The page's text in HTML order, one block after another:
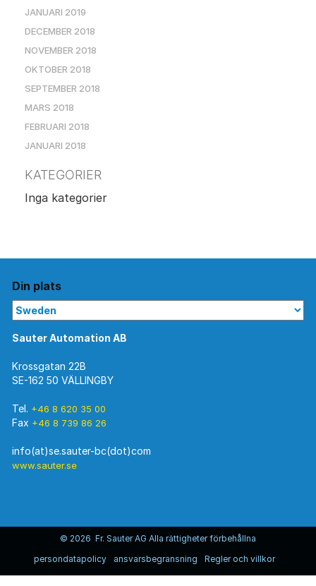
JANUARI 2019
DECEMBER 2018
NOVEMBER 2018
OKTOBER 2018
SEPTEMBER 2018
MARS 2018
FEBRUARI 2018
JANUARI 2018
KATEGORIER
Inga kategorier
Din plats
Sauter Automation AB
Krossgatan 22B
SE-162 50 VÄLLINGBY
Tel. +46 8 620 35 00
Fax +46 8 739 86 26
www.sauter.se
© 2026 Fr. Sauter AG Alla rättigheter förbehållna
persondatapolicy
ansvarsbegransning Regler och villkor